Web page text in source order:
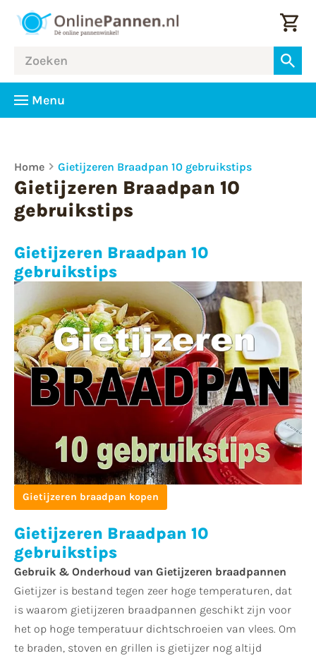
Menu
Home Gietijzeren Braadpan 10 gebruikstips
Gietijzeren Braadpan 10
gebruikstips
Gietijzeren Braadpan 10
gebruikstips
Gietijzeren braadpan kopen
Gietijzeren Braadpan 10
gebruikstips
Gebruik & Onderhoud van Gietijzeren braadpannen
Gietijzer is bestand tegen zeer hoge temperaturen, dat
is waarom gietijzeren braadpannen geschikt zijn voor
het op hoge temperatuur dichtschroeien van vlees. Om
te braden, stoven en grillen is gietijzer nog altijd